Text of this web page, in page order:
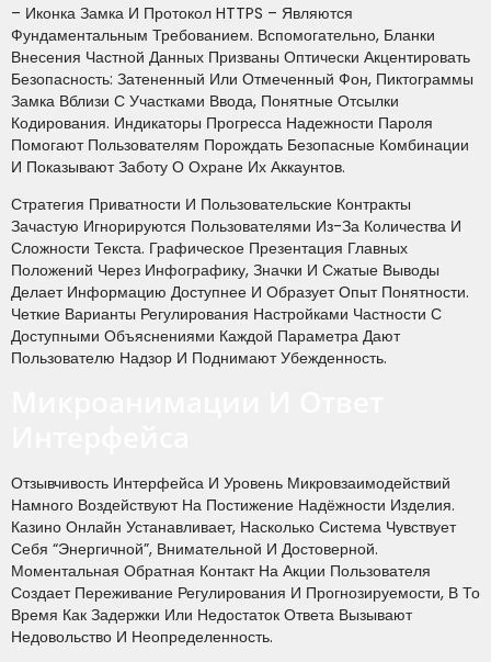
– Иконка Замка И Протокол HTTPS – Являются
Фундаментальным Требованием. Вспомогательно, Бланки
Внесения Частной Данных Призваны Оптически Акцентировать
Безопасность: Затененный Или Отмеченный Фон, Пиктограммы
Замка Вблизи С Участками Ввода, Понятные Отсылки
Кодирования. Индикаторы Прогресса Надежности Пароля
Помогают Пользователям Порождать Безопасные Комбинации
И Показывают Заботу О Охране Их Аккаунтов.
Стратегия Приватности И Пользовательские Контракты
Зачастую Игнорируются Пользователями Из-За Количества И
Сложности Текста. Графическое Презентация Главных
Положений Через Инфографику, Значки И Сжатые Выводы
Делает Информацию Доступнее И Образует Опыт Понятности.
Четкие Варианты Регулирования Настройками Частности С
Доступными Объяснениями Каждой Параметра Дают
Пользователю Надзор И Поднимают Убежденность.
Отзывчивость Интерфейса И Уровень Микровзаимодействий
Намного Воздействуют На Постижение Надёжности Изделия.
Казино Онлайн Устанавливает, Насколько Система Чувствует
Себя “энергичной”, Внимательной И Достоверной.
Моментальная Обратная Контакт На Акции Пользователя
Создает Переживание Регулирования И Прогнозируемости, В То
Время Как Задержки Или Недостаток Ответа Вызывают
Недовольство И Неопределенность.